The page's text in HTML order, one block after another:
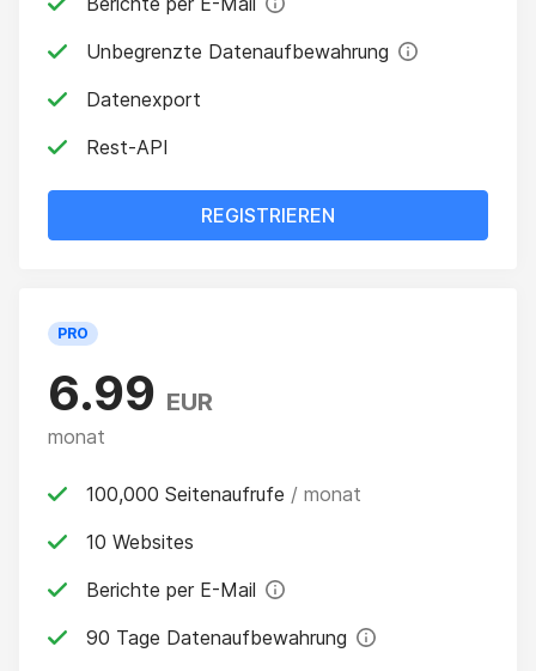
PRO
6.99 EUR
monat
100,000 Seitenaufrufe / monat
10 Websites
Berichte per E-Mail
90 Tage Datenaufbewahrung
Unbegrenzte Datenaufbewahrung
Datenexport
Rest-API
REGISTRIEREN